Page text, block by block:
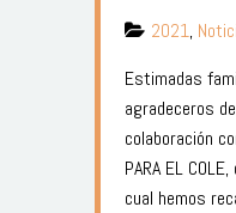
2021,
Estimadas
agradeceros
colaboración
PARA EL
cual hemos